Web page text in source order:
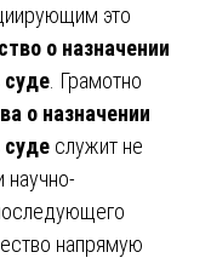
это
о назначении
суде . Грамотно
о назначении
суде служит не
напрямую